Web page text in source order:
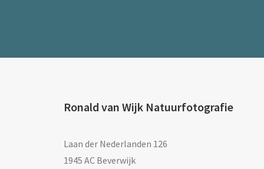
Ronald van Wijk Natuurfotografie
Laan der Nederlanden 126
1945 AC Beverwijk